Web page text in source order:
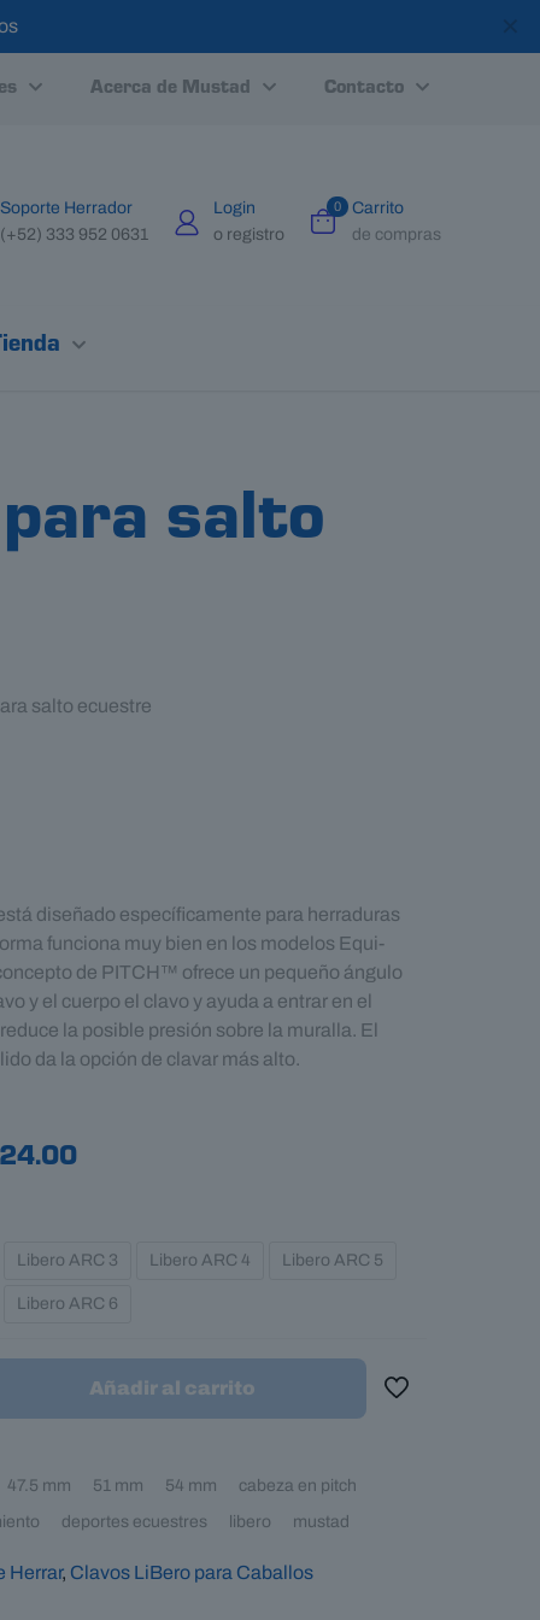
Acerca de Mustad Contacto
Soporte Herrador
(+52) 333 952 0631
Login
o registro
0
Carrito
de compras
salto
salto ecuestre
diseñado específicamente para herraduras
funciona muy bien en los modelos Equi-
de PITCH™ ofrece un pequeño ángulo
y el cuerpo el clavo y ayuda a entrar en el
la posible presión sobre la muralla. El
da la opción de clavar más alto.
Price
through
$424.00
Libero ARC 3 Libero ARC 4 Libero ARC 5
Libero ARC 6
Añadir al carrito
47.5 mm 51 mm 54 mm
cabeza en pitch
deportes ecuestres libero mustad
Herrar, Clavos LiBero para Caballos